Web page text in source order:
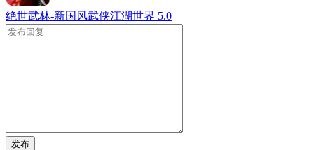
绝世武林-新国风武侠江湖世界 5.0
发布